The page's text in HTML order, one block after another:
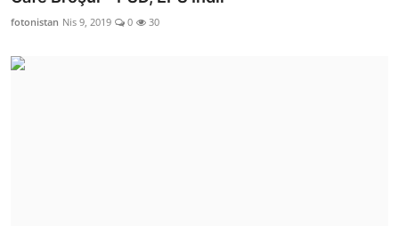
fotonistan Nis 9, 2019 0 30